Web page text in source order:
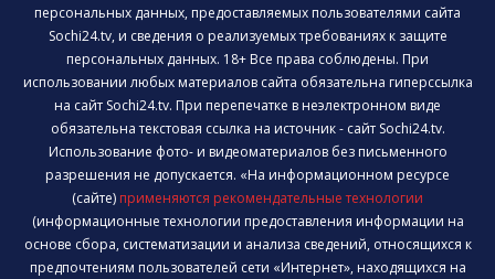
персональных данных, предоставляемых пользователями сайта
Sochi24.tv, и сведения о реализуемых требованиях к защите
персональных данных. 18+ Все права соблюдены. При
использовании любых материалов сайта обязательна гиперссылка
на сайт Sochi24.tv. При перепечатке в неэлектронном виде
обязательна текстовая ссылка на источник - сайт Sochi24.tv.
Использование фото- и видеоматериалов без письменного
разрешения не допускается. «На информационном ресурсе
(сайте) применяются рекомендательные технологии
(информационные технологии предоставления информации на
основе сбора, систематизации и анализа сведений, относящихся к
предпочтениям пользователей сети «Интернет», находящихся на